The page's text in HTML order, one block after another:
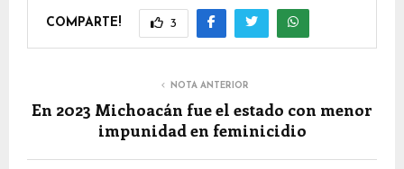
COMPARTE! 3
NOTA ANTERIOR
En 2023 Michoacán fue el estado con menor
impunidad en feminicidio